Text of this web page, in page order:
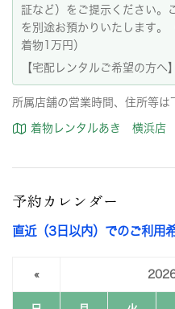
証など）をご提示ください。
を別途お預かりいたします。
着物1万円）
【宅配レンタルご希望の方へ】
所属店舗の営業時間、住所等は
着物レンタルあき 横浜店
予約カレンダー
直近（3日以内）でのご利用
«